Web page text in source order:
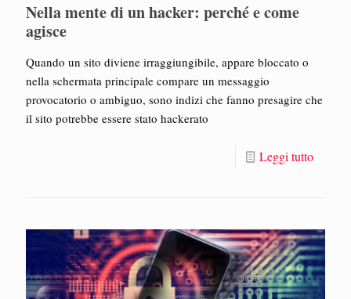
Nella mente di un hacker: perché e come
agisce
Quando un sito diviene irraggiungibile, appare bloccato o
nella schermata principale compare un messaggio
provocatorio o ambiguo, sono indizi che fanno presagire che
il sito potrebbe essere stato hackerato
Leggi tutto